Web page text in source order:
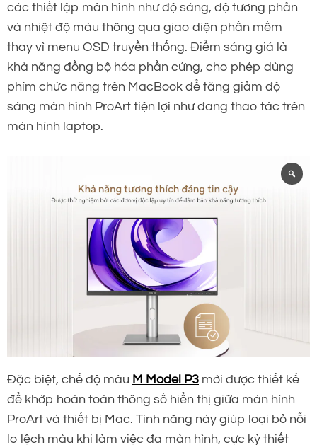
các thiết lập màn hình như độ sáng, độ tương phản
và nhiệt độ màu thông qua giao diện phần mềm
thay vì menu OSD truyền thống. Điểm sáng giá là
khả năng đồng bộ hóa phần cứng, cho phép dùng
phím chức năng trên MacBook để tăng giảm độ
sáng màn hình ProArt tiện lợi như đang thao tác trên
màn hình laptop.
Đặc biệt, chế độ màu M Model P3 mới được thiết kế
để khớp hoàn toàn thông số hiển thị giữa màn hình
ProArt và thiết bị Mac. Tính năng này giúp loại bỏ nỗi
lo lệch màu khi làm việc đa màn hình, cực kỳ thiết